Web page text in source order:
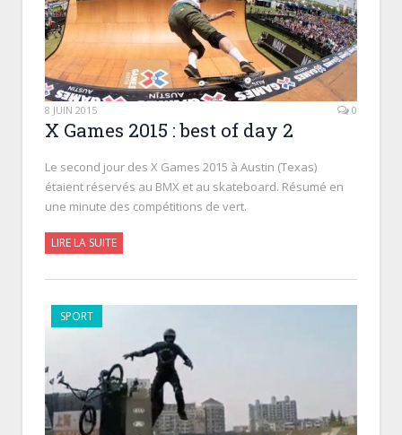
8 JUIN 2015 0
X Games 2015 : best of day 2
Le second jour des X Games 2015 à Austin (Texas)
étaient réservés au BMX et au skateboard. Résumé en
une minute des compétitions de vert.
LIRE LA SUITE
SPORT